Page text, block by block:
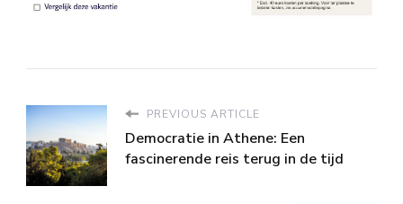
PREVIOUS ARTICLE
Democratie in Athene: Een
fascinerende reis terug in de tijd